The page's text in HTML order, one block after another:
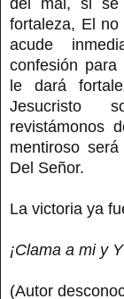
fortaleza, El
acude
confesión
le dará
Jesucristo
revistámonos
mentiroso
Del Señor.
La victoria ya
¡Clama a mi y
(Autor